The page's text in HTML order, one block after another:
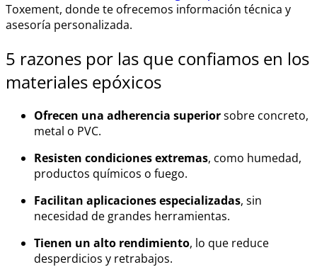
Toxement, donde te ofrecemos información técnica y
asesoría personalizada.
5 razones por las que confiamos en los
materiales epóxicos
Ofrecen una adherencia superiorsobre concreto,
metal o PVC.
Resisten condiciones extremas, como humedad,
productos químicos o fuego.
Facilitan aplicaciones especializadas, sin
necesidad de grandes herramientas.
Tienen un alto rendimiento, lo que reduce
desperdicios y retrabajos.